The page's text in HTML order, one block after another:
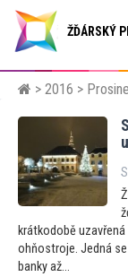
ŽĎÁRSKÝ
> 2016 >
krátkodobě
ohňostroje. Jedná
banky až...